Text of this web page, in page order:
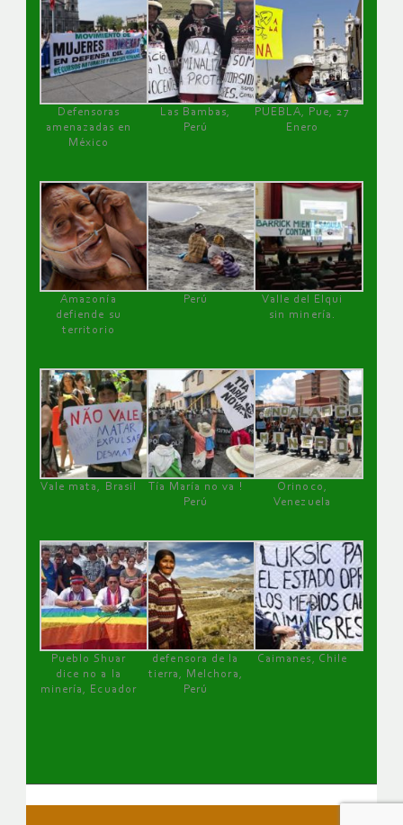
Defensoras
amenazadas en
México
Las Bambas,
Perú
PUEBLA, Pue, 27
Enero
Amazonía
defiende su
territorio
Perú
Valle del Elqui
sin minería.
Vale mata, Brasil
Tía María no va !
Perú
Orinoco,
Venezuela
Pueblo Shuar
dice no a la
minería, Ecuador
defensora de la
tierra, Melchora,
Perú
Caimanes, Chile